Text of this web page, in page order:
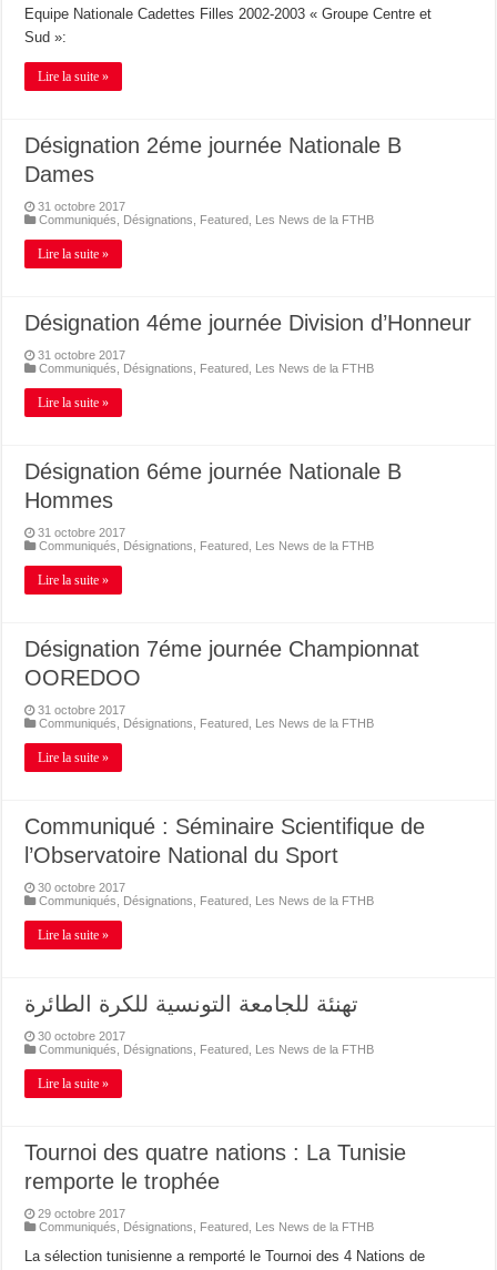
Equipe Nationale Cadettes Filles 2002-2003 « Groupe Centre et
Sud »:
Lire la suite »
Désignation 2éme journée Nationale B
Dames
31 octobre 2017
Communiqués
Désignations Featured Les News de la FTHB
Lire la suite »
Désignation 4éme journée Division d’Honneur
31 octobre 2017
Communiqués
Désignations Featured Les News de la FTHB
Lire la suite »
Désignation 6éme journée Nationale B
Hommes
31 octobre 2017
Communiqués
Désignations Featured Les News de la FTHB
Lire la suite »
Désignation 7éme journée Championnat
OOREDOO
31 octobre 2017
Communiqués
Désignations Featured Les News de la FTHB
Lire la suite »
Communiqué : Séminaire Scientifique de
l’Observatoire National du Sport
30 octobre 2017
Communiqués
Désignations Featured Les News de la FTHB
Lire la suite »
تهنئة للجامعة التونسية للكرة الطائرة
30 octobre 2017
Communiqués
Désignations Featured Les News de la FTHB
Lire la suite »
Tournoi des quatre nations : La Tunisie
remporte le trophée
29 octobre 2017
Communiqués
Désignations Featured Les News de la FTHB
La sélection tunisienne a remporté le Tournoi des 4 Nations de